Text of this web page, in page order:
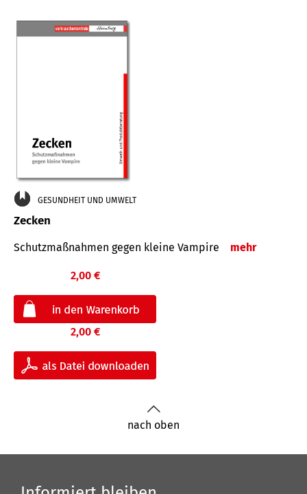
GESUNDHEIT UND UMWELT
Zecken
Schutz­maß­nahmen gegen kleine Vampire mehr
2,00 €
2,00 €
nach oben